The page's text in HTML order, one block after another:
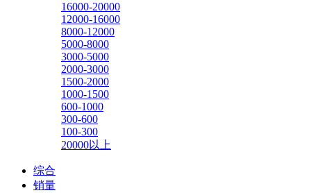
16000-20000
12000-16000
8000-12000
5000-8000
3000-5000
2000-3000
1500-2000
1000-1500
600-1000
300-600
100-300
20000以上
综合
销量